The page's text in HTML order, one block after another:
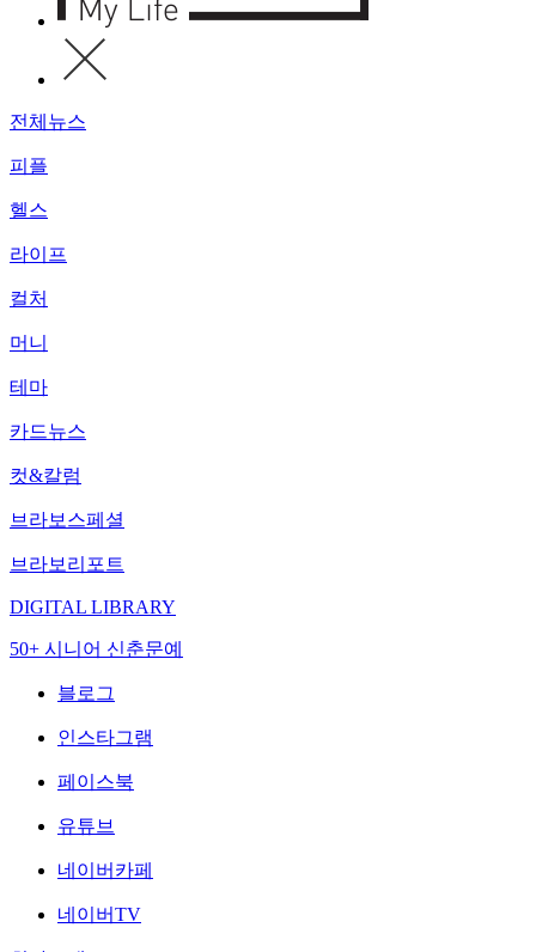
전체뉴스
피플
헬스
라이프
컬처
머니
테마
카드뉴스
컷&칼럼
브라보스페셜
브라보리포트
DIGITAL LIBRARY
50+ 시니어 신춘문예
블로그
인스타그램
페이스북
유튜브
네이버카페
네이버TV